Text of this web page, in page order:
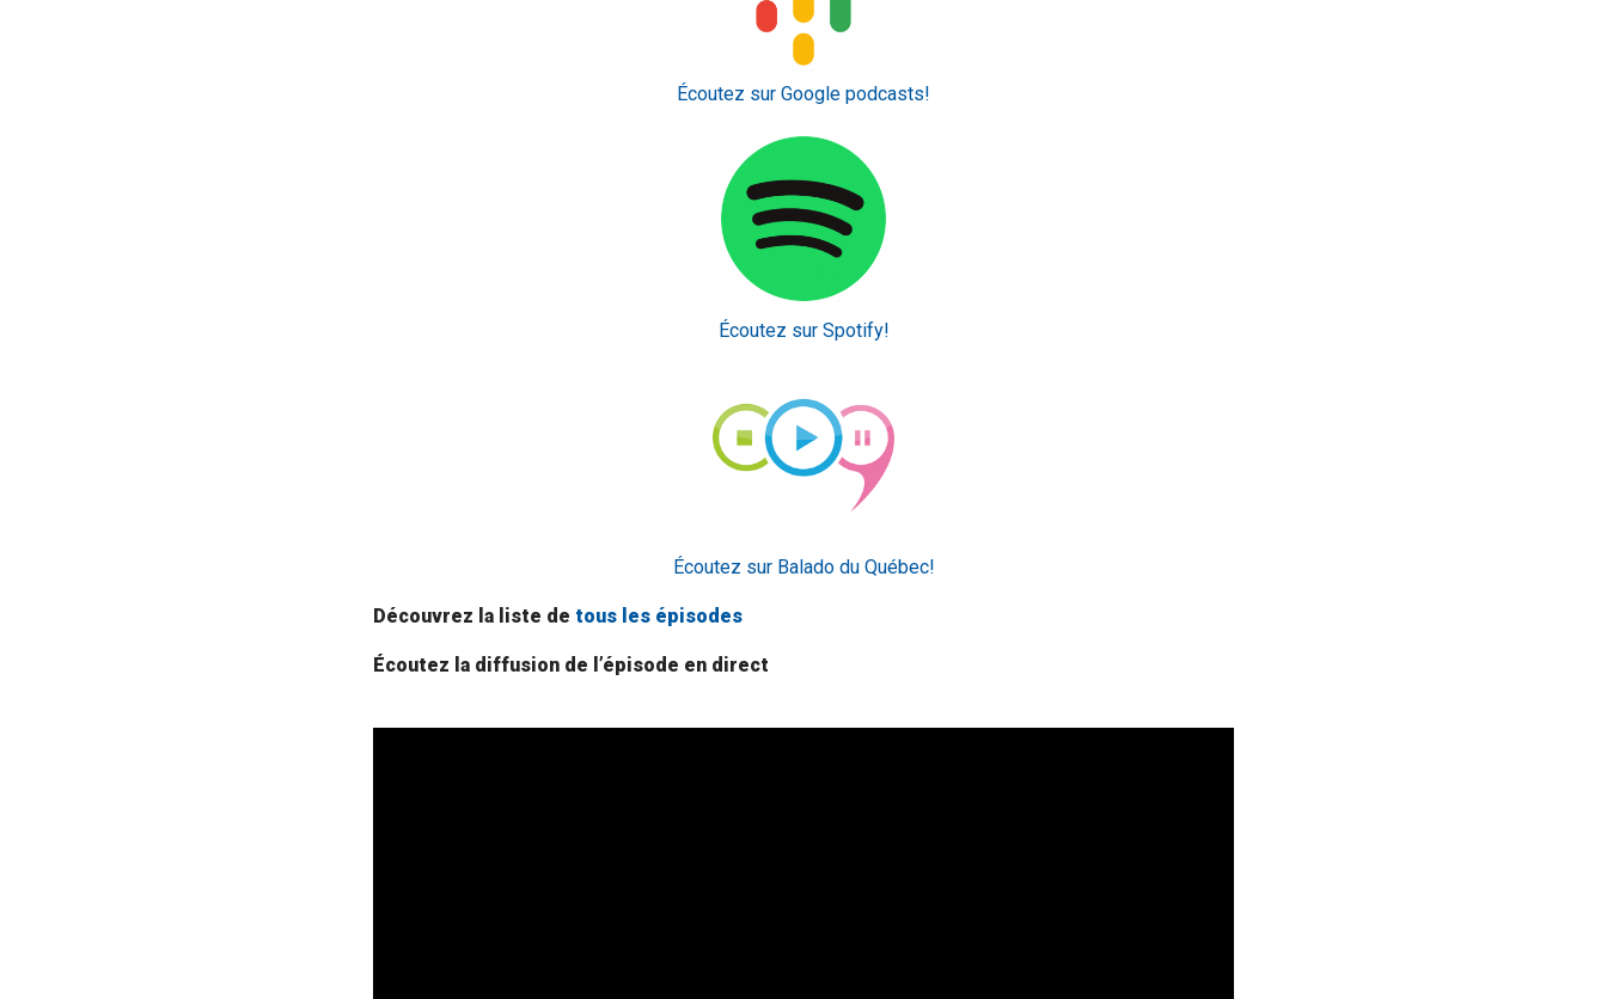
Écoutez sur Google podcasts!
Écoutez sur Spotify!
Écoutez sur Balado du Québec!
Découvrez la liste de tous les épisodes
Écoutez la diffusion de l’épisode en direct